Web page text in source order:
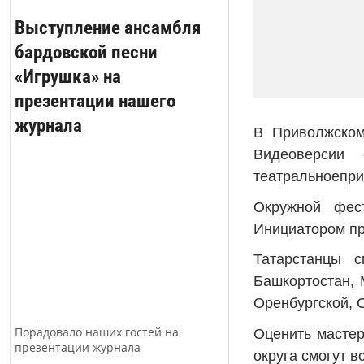
Выступление ансамбля
бардовской песни
«Игрушка» на
презентации нашего
журнала
Порадовало наших гостей на
презентации журнала
В
Окружной
Инициатором
Татарстанцы
Оренбургской,
Оценить
округа смогут